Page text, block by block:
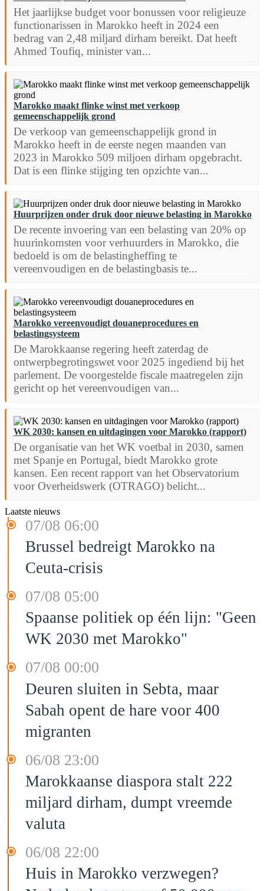
Het jaarlijkse budget voor bonussen voor religieuze
functionarissen in Marokko heeft in 2024 een
bedrag van 2,48 miljard dirham bereikt. Dat heeft
Ahmed Toufiq, minister van...
Marokko maakt flinke winst met verkoop
gemeenschappelijk grond
De verkoop van gemeenschappelijk grond in
Marokko heeft in de eerste negen maanden van
2023 in Marokko 509 miljoen dirham opgebracht.
Dat is een flinke stijging ten opzichte van...
Huurprijzen onder druk door nieuwe belasting in Marokko
De recente invoering van een belasting van 20% op
huurinkomsten voor verhuurders in Marokko, die
bedoeld is om de belastingheffing te
vereenvoudigen en de belastingbasis te...
Marokko vereenvoudigt douaneprocedures en
belastingsysteem
De Marokkaanse regering heeft zaterdag de
ontwerpbegrotingswet voor 2025 ingediend bij het
parlement. De voorgestelde fiscale maatregelen zijn
gericht op het vereenvoudigen van...
WK 2030: kansen en uitdagingen voor Marokko (rapport)
De organisatie van het WK voetbal in 2030, samen
met Spanje en Portugal, biedt Marokko grote
kansen. Een recent rapport van het Observatorium
voor Overheidswerk (OTRAGO) belicht...
Laatste nieuws
07/08 06:00
Brussel bedreigt Marokko na
Ceuta-crisis
07/08 05:00
Spaanse politiek op één lijn: "Geen
WK 2030 met Marokko"
07/08 00:00
Deuren sluiten in Sebta, maar
Sabah opent de hare voor 400
migranten
06/08 23:00
Marokkaanse diaspora stalt 222
miljard dirham, dumpt vreemde
valuta
06/08 22:00
Huis in Marokko verzwegen?